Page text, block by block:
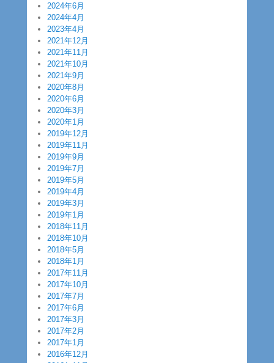
2024年6月
2024年4月
2023年4月
2021年12月
2021年11月
2021年10月
2021年9月
2020年8月
2020年6月
2020年3月
2020年1月
2019年12月
2019年11月
2019年9月
2019年7月
2019年5月
2019年4月
2019年3月
2019年1月
2018年11月
2018年10月
2018年5月
2018年1月
2017年11月
2017年10月
2017年7月
2017年6月
2017年3月
2017年2月
2017年1月
2016年12月